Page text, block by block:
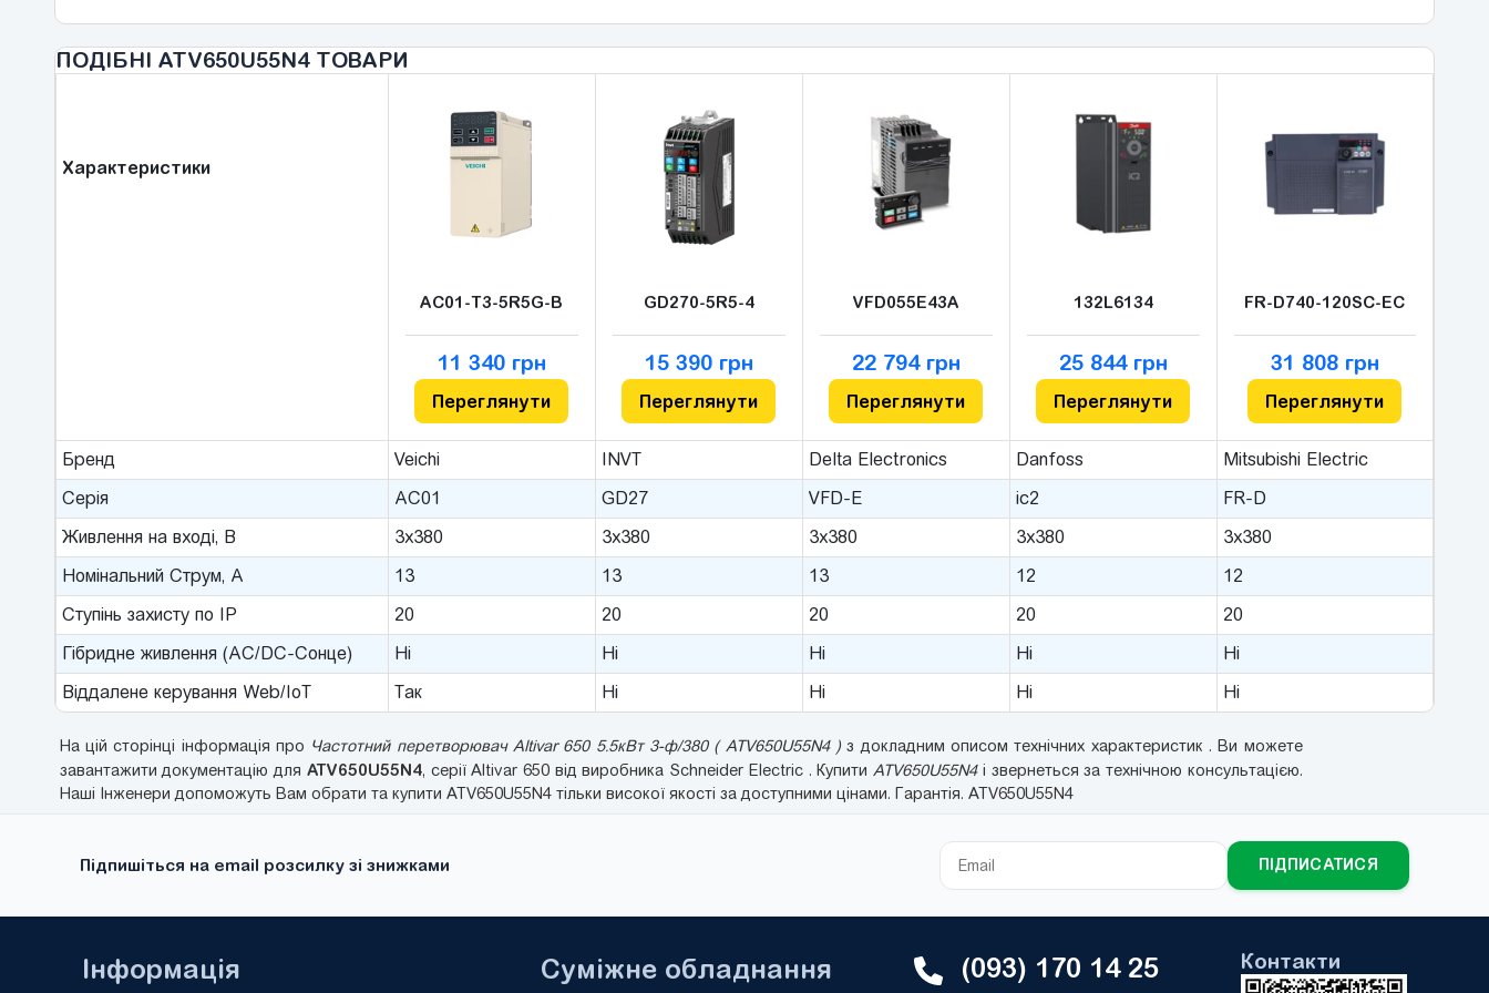
ПОДІБНІ ATV650U55N4 ТОВАРИ
Характеристики
AC01-T3-5R5G-B
11 340 грн
Переглянути
GD270-5R5-4
15 390 грн
Переглянути
VFD055E43A
22 794 грн
Переглянути
132L6134
25 844 грн
Переглянути
FR-D740-120SC-EC
31 808 грн
Переглянути
Бренд Veichi INVT Delta Electronics Danfoss
Mitsubishi Electric
Серія
AC01 GD27 VFD-E ic2
FR-D
Живлення на вході, В
3x380 3x380 3x380 3x380
3x380
Номінальний Струм, A
13 13 13 12
12
Ступінь захисту по IP
20 20 20 20
20
Гібридне живлення (AC/DC-Сонце)
Ні Ні Ні Ні
Ні
Віддалене керування Web/IoT
Так Ні Ні Ні Ні
На цій сторінці інформація про Частотний перетворювач Altivar 650 5.5кВт 3-ф/380 ( ATV650U55N4 ) з докладним описом технічних характеристик . Ви можете
завантажити документацію для ATV650U55N4, серії Altivar 650 від виробника Schneider Electric . Купити ATV650U55N4і звернеться за технічною консультацією.
Наші Інженери допоможуть Вам обрати та купити ATV650U55N4 тільки високої якості за доступними цінами. Гарантія. ATV650U55N4
Підпишіться на email розсилку зі знижками ПІДПИСАТИСЯ
Інформація Суміжне обладнання (093) 170 14 25 Контакти